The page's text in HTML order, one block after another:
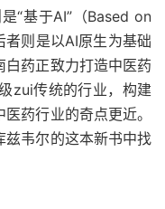
“基于AI”（Based on
则是以AI原生为基础
白药正致力打造中医药
zui传统的行业，构建
药行业的奇点更近。
兹韦尔的这本新书中找